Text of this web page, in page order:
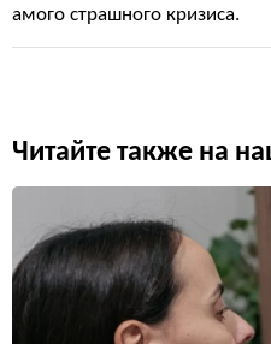
амого страшного кризиса.
Читайте также на